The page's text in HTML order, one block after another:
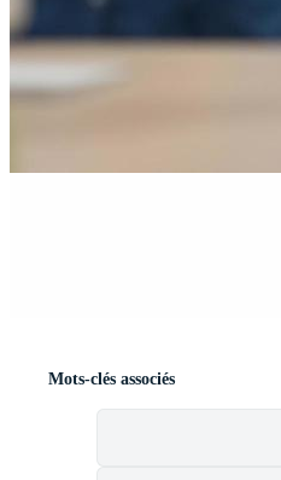
Mots-clés associés